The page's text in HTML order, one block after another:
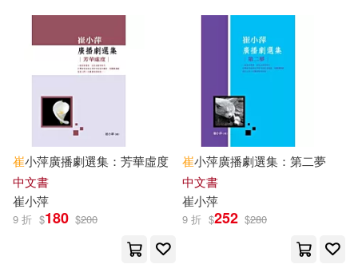
崔孝臨(5)
崔志海(5)
崔景晶（主編）(5) 崔智敏(5)
崔松(5)
崔玉民(5)
氣象出版社(16)
湖南美術出版社(16)
西安交通大學出版社(16)
黑龍江大學出版社(16)
Tahra(15)
中國文聯出版社(15)
崔小萍廣播劇選集：芳華虛度
中文書
崔小萍
9 折 $180 $200
崔小萍廣播劇選集：第二夢
中文書
崔小萍
9 折 $252 $280